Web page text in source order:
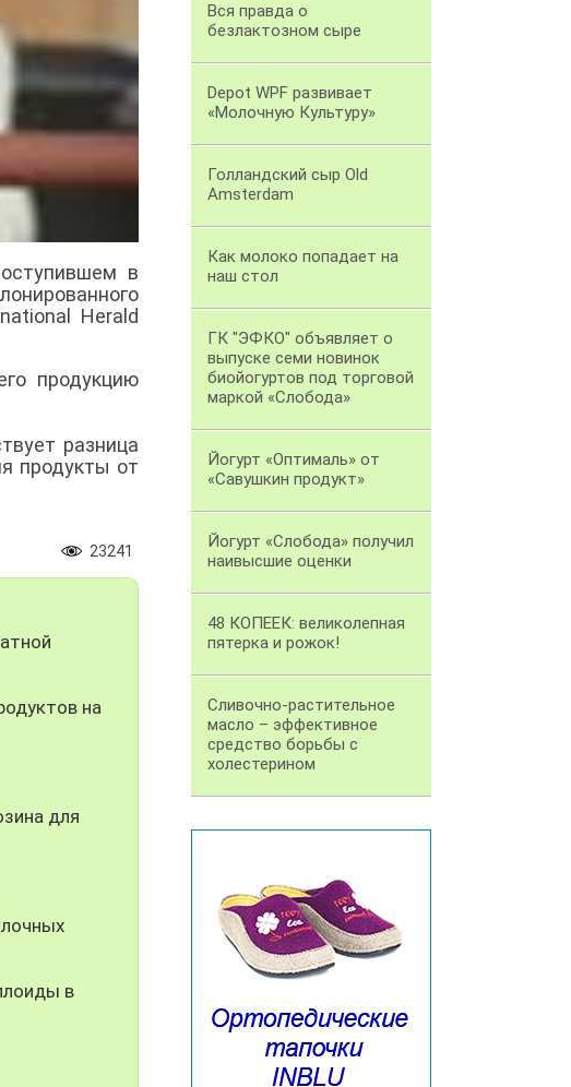
в
Herald
продукцию
разница
продукты от
23241
на
для
в
Вся правда о
безлактозном сыре
Depot WPF развивает
«Молочную Культуру»
Голландский сыр Old
Amsterdam
Как молоко попадает на
наш стол
ГК "ЭФКО" объявляет о
выпуске семи новинок
биойогуртов под торговой
маркой «Слобода»
Йогурт «Оптималь» от
«Савушкин продукт»
Йогурт «Слобода» получил
наивысшие оценки
48 КОПЕЕК: великолепная
пятерка и рожок!
Сливочно-растительное
масло – эффективное
средство борьбы с
холестерином